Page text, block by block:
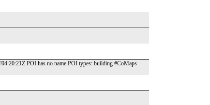
POI has no name POI types: building #CoMaps